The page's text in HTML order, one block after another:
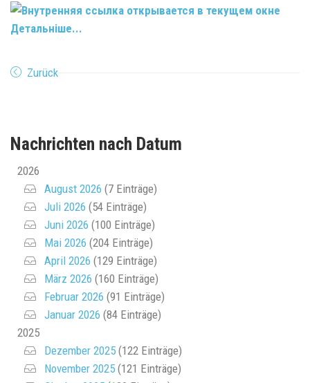
Детальніше...
Zurück
Nachrichten nach Datum
2026
August 2026 (7 Einträge)
Juli 2026 (54 Einträge)
Juni 2026 (100 Einträge)
Mai 2026 (204 Einträge)
April 2026 (129 Einträge)
März 2026 (160 Einträge)
Februar 2026 (91 Einträge)
Januar 2026 (84 Einträge)
2025
Dezember 2025 (122 Einträge)
November 2025 (121 Einträge)